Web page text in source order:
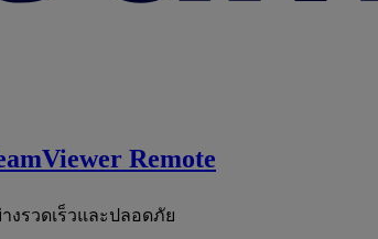
Remote
งรวดเร็วและปลอดภัย